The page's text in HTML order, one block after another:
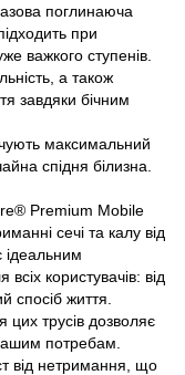
поглинаюча
при
важкого ступенів.
а також
завдяки бічним
максимальний
спідня білизна.
Premium Mobile
сечі та калу від
ідеальним
користувачів: від
спосіб життя.
трусів дозволяє
потребам.
від нетримання, що